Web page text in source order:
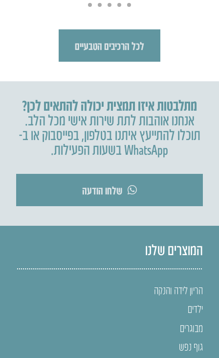
לכל הרכיבים הטבעיים
מתלבטות איזו תמצית יכולה להתאים לכן?
אנחנו אוהבות לתת שירות אישי מכל הלב.
תוכלו להתייעץ איתנו בטלפון,בפייסבוק או ב-
WhatsApp בשעות הפעילות.
שלחו הודעה
המוצרים שלנו
הריון לידה והנקה
ילדים
מבוגרים
גוף נפש